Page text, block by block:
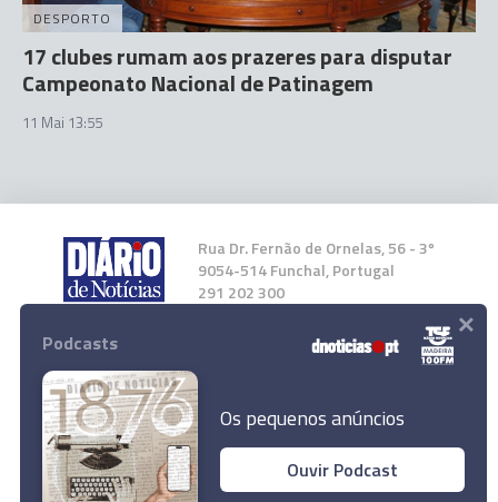
"Os meus jogadores não mereciam sair do
DESPORTO
17 clubes rumam aos prazeres para disputar
Campeonato Nacional de Patinagem
11 Mai 13:55
Rua Dr. Fernão de Ornelas, 56 - 3º
9054-514 Funchal, Portugal
291 202 300
Instale a nossa App
© 2023 Empresa Diário de Notícias, Lda.
Podcasts
Os pequenos anúncios
Ouvir Podcast
×